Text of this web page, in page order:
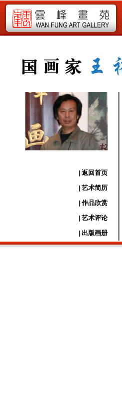
| 返回首页
| 艺术简历
| 作品欣赏
| 艺术评论
| 出版画册